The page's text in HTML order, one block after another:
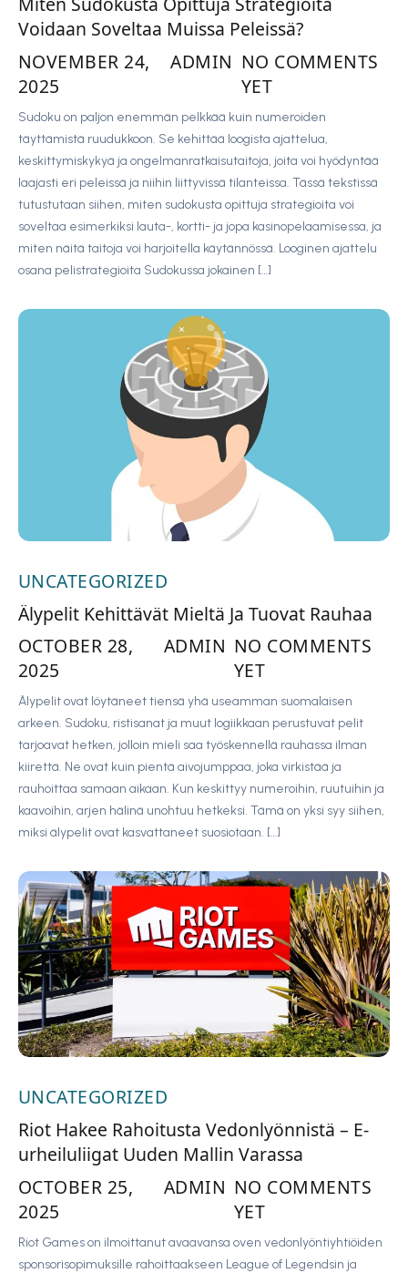
Voidaan Soveltaa Muissa Peleissä?
NOVEMBER 24,
2025
ADMIN NO COMMENTS
YET
Sudoku on paljon enemmän pelkkää kuin numeroiden
täyttämistä ruudukkoon. Se kehittää loogista ajattelua,
keskittymiskykyä ja ongelmanratkaisutaitoja, joita voi hyödyntää
laajasti eri peleissä ja niihin liittyvissä tilanteissa. Tässä tekstissä
tutustutaan siihen, miten sudokusta opittuja strategioita voi
soveltaa esimerkiksi lauta-, kortti- ja jopa kasinopelaamisessa, ja
miten näitä taitoja voi harjoitella käytännössä. Looginen ajattelu
osana pelistrategioita Sudokussa jokainen […]
UNCATEGORIZED
Älypelit Kehittävät Mieltä Ja Tuovat Rauhaa
OCTOBER 28,
2025
ADMIN NO COMMENTS
YET
Älypelit ovat löytäneet tiensä yhä useamman suomalaisen
arkeen. Sudoku, ristisanat ja muut logiikkaan perustuvat pelit
tarjoavat hetken, jolloin mieli saa työskennellä rauhassa ilman
kiirettä. Ne ovat kuin pientä aivojumppaa, joka virkistää ja
rauhoittaa samaan aikaan. Kun keskittyy numeroihin, ruutuihin ja
kaavoihin, arjen hälinä unohtuu hetkeksi. Tämä on yksi syy siihen,
miksi älypelit ovat kasvattaneet suosiotaan. […]
UNCATEGORIZED
Riot Hakee Rahoitusta Vedonlyönnistä – E-
urheiluliigat Uuden Mallin Varassa
OCTOBER 25,
2025
ADMIN NO COMMENTS
YET
Riot Games on ilmoittanut avaavansa oven vedonlyöntiyhtiöiden
sponsorisopimuksille rahoittaakseen League of Legendsin ja